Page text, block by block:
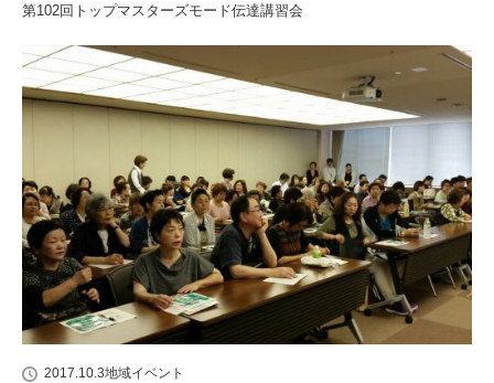
第102回トップマスターズモード伝達講習会
2017.10.3地域イベント